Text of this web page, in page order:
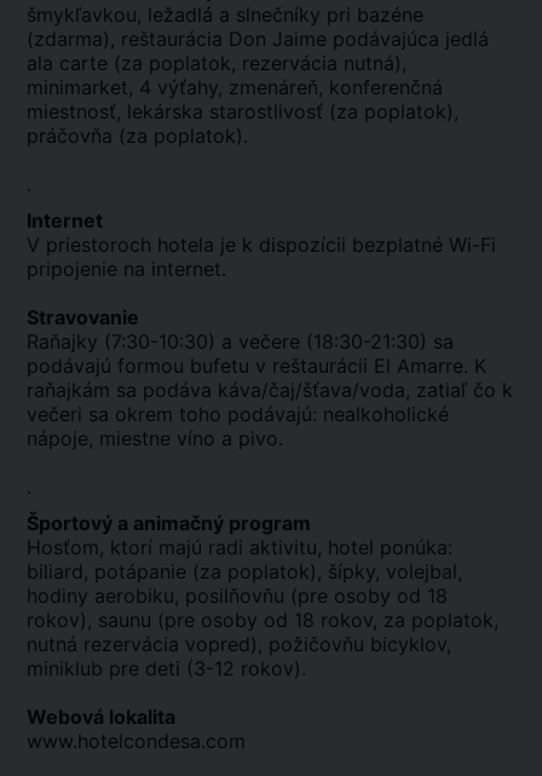
šmykľavkou, ležadlá a slnečníky pri bazéne
(zdarma), reštaurácia Don Jaime podávajúca jedlá
ala carte (za poplatok, rezervácia nutná),
minimarket, 4 výťahy, zmenáreň, konferenčná
miestnosť, lekárska starostlivosť (za poplatok),
práčovňa (za poplatok).
.
Internet
V priestoroch hotela je k dispozícii bezplatné Wi-Fi
pripojenie na internet.
Stravovanie
Raňajky (7:30-10:30) a večere (18:30-21:30) sa
podávajú formou bufetu v reštaurácii El Amarre. K
raňajkám sa podáva káva/čaj/šťava/voda, zatiaľ čo k
večeri sa okrem toho podávajú: nealkoholické
nápoje, miestne víno a pivo.
.
Športový a animačný program
Hosťom, ktorí majú radi aktivitu, hotel ponúka:
biliard, potápanie (za poplatok), šípky, volejbal,
hodiny aerobiku, posilňovňu (pre osoby od 18
rokov), saunu (pre osoby od 18 rokov, za poplatok,
nutná rezervácia vopred), požičovňu bicyklov,
miniklub pre deti (3-12 rokov).
Webová lokalita
www.hotelcondesa.com